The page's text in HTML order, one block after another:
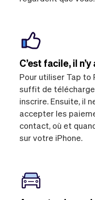
C’est facile, il
Pour utiliser Tap to
suffit de
inscrire. Ensuite, il
accepter les
contact, où et
sur votre iPhone.